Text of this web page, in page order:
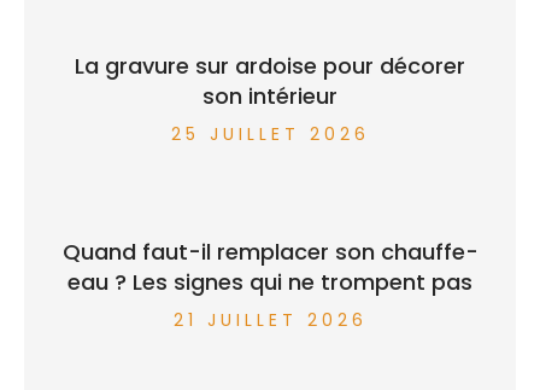
La gravure sur ardoise pour décorer
son intérieur
25 JUILLET 2026
Quand faut-il remplacer son chauffe-
eau ? Les signes qui ne trompent pas
21 JUILLET 2026